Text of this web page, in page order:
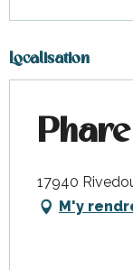
Localisation
17940
M'y